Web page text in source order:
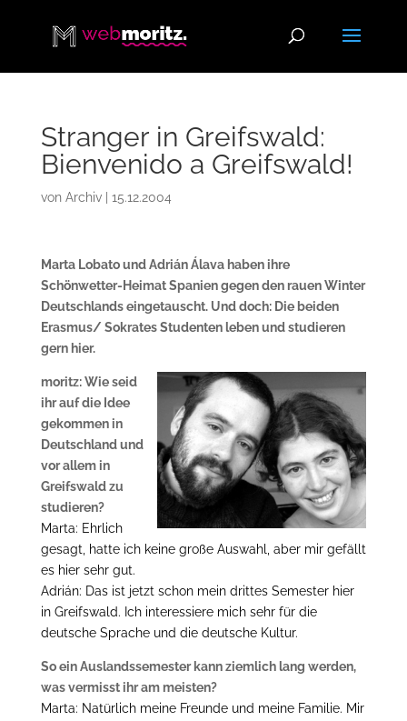
Stranger in Greifswald:
Bienvenido a Greifswald!
von Archiv| 15.12.2004
Marta Lobato und Adrián Álava haben ihre
Schönwetter-Heimat Spanien gegen den rauen Winter
Deutschlands eingetauscht. Und doch: Die beiden
Erasmus/ Sokrates Studenten leben und studieren
gern hier.
moritz: Wie seid
ihr auf die Idee
gekommen in
Deutschland und
vor allem in
Greifswald zu
studieren?
Marta: Ehrlich
gesagt, hatte ich keine große Auswahl, aber mir gefällt
es hier sehr gut.
Adrián: Das ist jetzt schon mein drittes Semester hier
in Greifswald. Ich interessiere mich sehr für die
deutsche Sprache und die deutsche Kultur.
So ein Auslandssemester kann ziemlich lang werden,
was vermisst ihr am meisten?
Marta: Natürlich meine Freunde und meine Familie. Mir